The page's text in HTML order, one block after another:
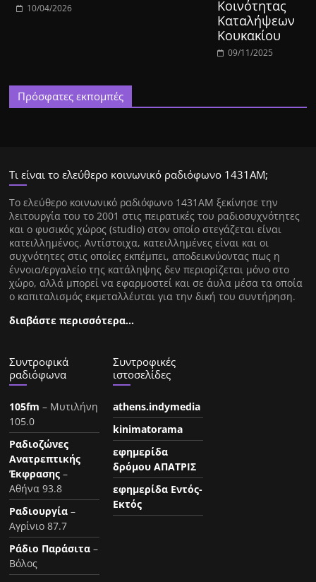
10/04/2026
Κοινότητας
Καταλήψεων
Κουκακίου
09/11/2025
Πρόσφατες εκπομπές
Τι είναι το ελεύθερο κοινωνικό ραδιόφωνο 1431ΑΜ;
Tο ελεύθερο κοινωνικό ραδιόφωνο 1431AM ξεκίνησε την
λειτουργία του το 2001 στις πειρατικές του ραδιοσυχνότητες
και ο φυσικός χώρος (studio) στον οποίο στεγάζεται είναι
κατειλλημένος. Αντίστοιχα, κατειλλημένες είναι και οι
συχνότητες στις οποίες εκπέμπει, αποδεικνύοντας πως η
έννοια/εργαλείο της κατάληψης δεν περιορίζεται μόνο στο
χώρο, αλλά μπορεί να εφαρμοστεί και σε άυλα μέσα τα οποία
ο καπιταλισμός εκμεταλλέυται για την δική του συντήρηση.
διαβάστε περισσότερα…
Συντροφικά
ραδιόφωνα
105fm – Μυτιλήνη
105.0
Ραδιοζώνες
Ανατρεπτικής
Έκφρασης –
Αθήνα 93.8
Ραδιουργία –
Αγρίνιο 87.7
Ράδιο Παράσιτα –
Βόλος
Συντροφικές
ιστοσελίδες
athens.indymedia
kinimatorama
εφημερίδα
δρόμου ΑΠΑΤΡΙΣ
εφημερίδα Εντός-
Εκτός